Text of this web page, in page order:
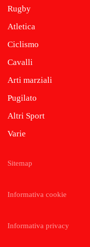
Rugby
Atletica
Ciclismo
Cavalli
Arti marziali
Pugilato
Altri Sport
Varie
Sitemap
Informativa cookie
Informativa privacy